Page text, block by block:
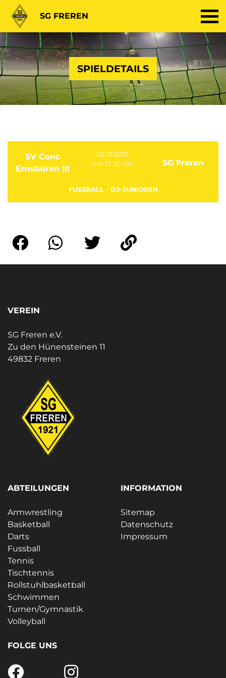
SG FREREN
SPIELDETAILS
SV Conc
Emsbüren III
02.10.2025
um 17:30 Uhr
SG Freren
FUSSBALL - D3-JUNIOREN
VEREIN
SG Freren e.V.
Zu den Hünensteinen 11
49832 Freren
ABTEILUNGEN
Armwrestling
Basketball
Darts
Fussball
Tennis
Tischtennis
Rollstuhlbasketball
Schwimmen
Turnen/Gymnastik
Volleyball
INFORMATION
Sitemap
Datenschutz
Impressum
FOLGE UNS